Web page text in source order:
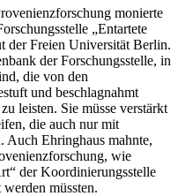
monierte
„Entartete
der Freien Universität Berlin.
der Forschungsstelle, in
die von den
und beschlagnahmt
leisten. Sie müsse verstärkt
die auch nur mit
Auch Ehringhaus mahnte,
wie
der Koordinierungsstelle
müssten.